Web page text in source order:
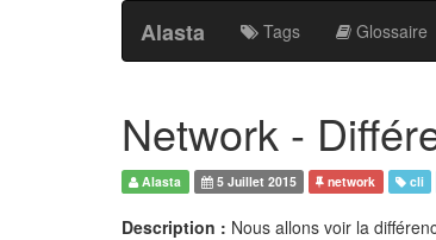
Alasta Tags Glossaire
Network -
Alasta 5 Juillet 2015 network cli
Description : Nous allons voir la